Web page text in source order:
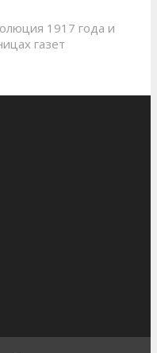
1917 года и
газет